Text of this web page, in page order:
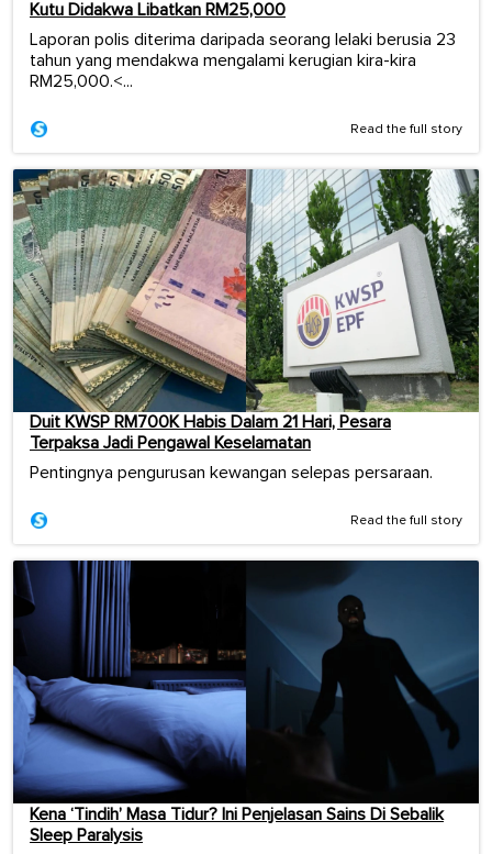
Kutu Didakwa Libatkan RM25,000
Laporan polis diterima daripada seorang lelaki berusia 23
tahun yang mendakwa mengalami kerugian kira-kira
RM25,000.<...
Read the full story
Duit KWSP RM700K Habis Dalam 21 Hari, Pesara
Terpaksa Jadi Pengawal Keselamatan
Pentingnya pengurusan kewangan selepas persaraan.
Read the full story
Kena ‘Tindih’ Masa Tidur? Ini Penjelasan Sains Di Sebalik
Sleep Paralysis